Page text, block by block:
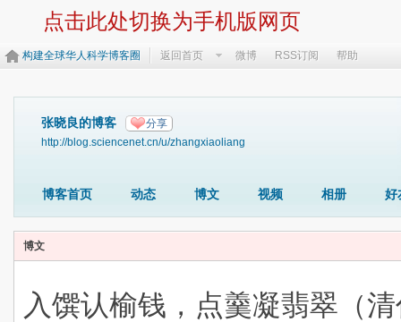
点击此处切换为手机版网页
构建全球华人科学博客圈 返回首页 微博 RSS订阅 帮助
张晓良的博客 分享
http://blog.sciencenet.cn/u/zhangxiaoliang
博客首页 动态 博文 视频 相册 好
博文
入馔认榆钱，点羹凝翡翠（